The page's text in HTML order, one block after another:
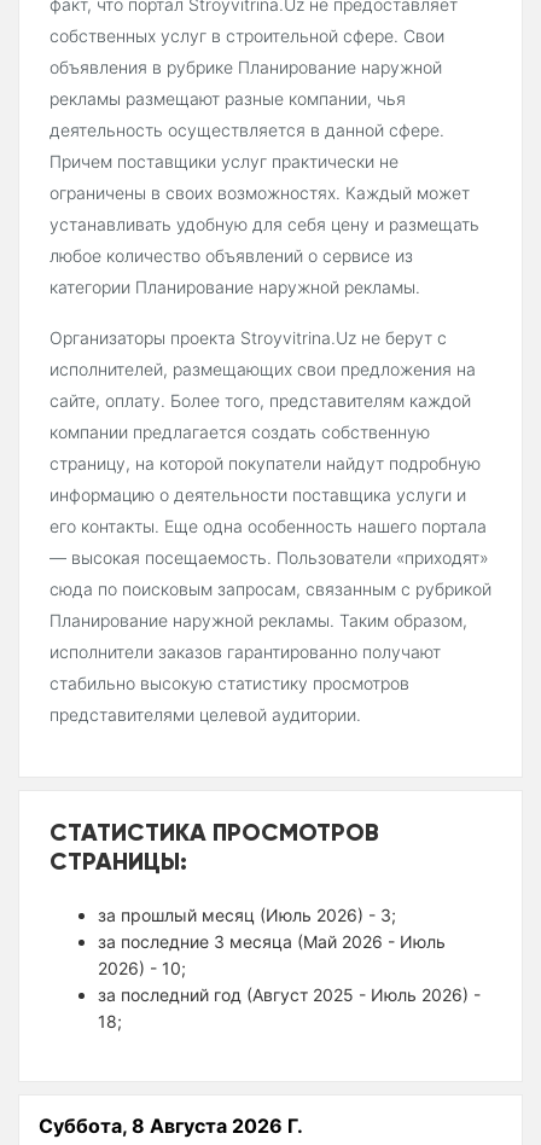
собственных услуг в строительной сфере. Свои
объявления в рубрике Планирование наружной
рекламы размещают разные компании, чья
деятельность осуществляется в данной сфере.
Причем поставщики услуг практически не
ограничены в своих возможностях. Каждый может
устанавливать удобную для себя цену и размещать
любое количество объявлений о сервисе из
категории Планирование наружной рекламы.
Организаторы проекта Stroyvitrina.Uz не берут с
исполнителей, размещающих свои предложения на
сайте, оплату. Более того, представителям каждой
компании предлагается создать собственную
страницу, на которой покупатели найдут подробную
информацию о деятельности поставщика услуги и
его контакты. Еще одна особенность нашего портала
— высокая посещаемость. Пользователи «приходят»
сюда по поисковым запросам, связанным с рубрикой
Планирование наружной рекламы. Таким образом,
исполнители заказов гарантированно получают
стабильно высокую статистику просмотров
представителями целевой аудитории.
СТАТИСТИКА ПРОСМОТРОВ
СТРАНИЦЫ:
за прошлый месяц (Июль 2026) - 3;
за последние 3 месяца (Май 2026 - Июль
2026) - 10;
за последний год (Август 2025 - Июль 2026) -
18;
Суббота, 8 Августа 2026 Г.